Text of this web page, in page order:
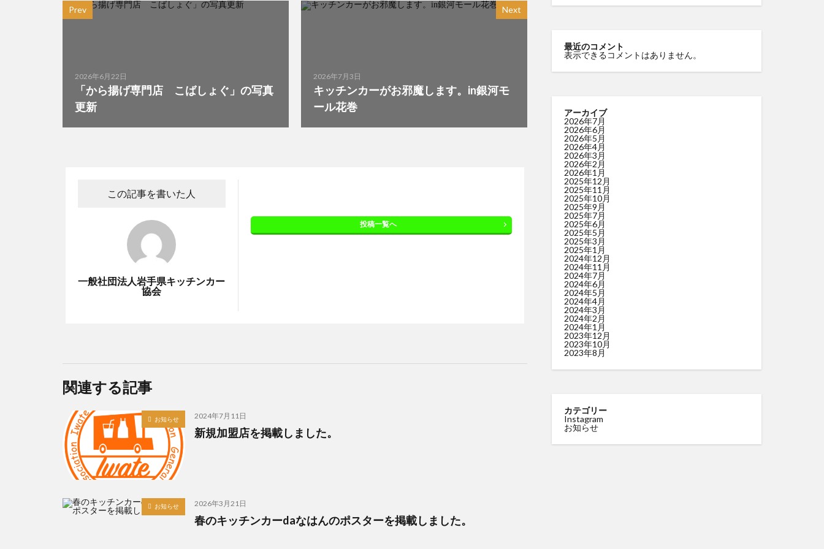
Prev
2026年6月22日
「から揚げ専門店 こばしょぐ」の写真
更新
Next
2026年7月3日
キッチンカーがお邪魔します。in銀河モ
ール花巻
この記事を書いた人
一般社団法人岩手県キッチンカー
協会
投稿一覧へ
関連する記事
お知らせ 2024年7月11日
新規加盟店を掲載しました。
お知らせ 2026年3月21日
春のキッチンカーdaなはんのポスターを掲載しました。
最近のコメント
表示できるコメントはありません。
アーカイブ
2026年7月
2026年6月
2026年5月
2026年4月
2026年3月
2026年2月
2026年1月
2025年12月
2025年11月
2025年10月
2025年9月
2025年7月
2025年6月
2025年5月
2025年3月
2025年1月
2024年12月
2024年11月
2024年7月
2024年6月
2024年5月
2024年4月
2024年3月
2024年2月
2024年1月
2023年12月
2023年10月
2023年8月
カテゴリー
Instagram
お知らせ